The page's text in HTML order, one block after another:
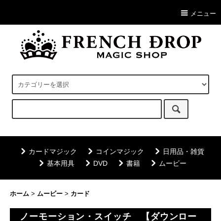
メニュー
カードマジック コインマジック
日用品・雑貨
基本用具
DVD 書籍 ムービー
ホーム > ムービー > カード
ノーモーション・スイッチ 【ダウンロー